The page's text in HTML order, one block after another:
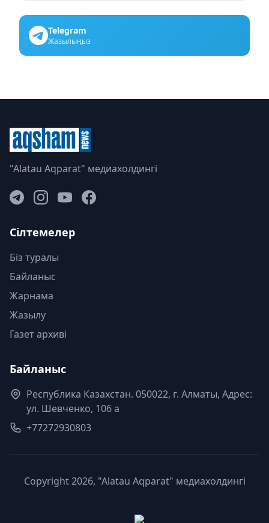
Telegram
Жазылыңыз
"Alatau Aqparat" медиахолдингі
Сілтемелер
Біз туралы
Байланыс
Жарнама
Жазылу
Газет архиві
Байланыс
Республика Казахстан. 050022, г. Алматы, Адрес:
ул. Шевченко, 106 а
+77272930803
Copyright 2026, "Alatau Aqparat" медиахолдингі